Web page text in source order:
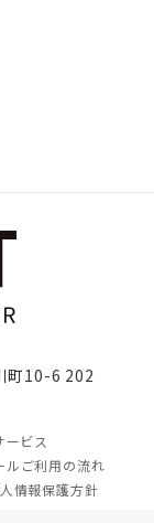
町10-6 202
ービス
ル ご利用の流れ
情報保護方針